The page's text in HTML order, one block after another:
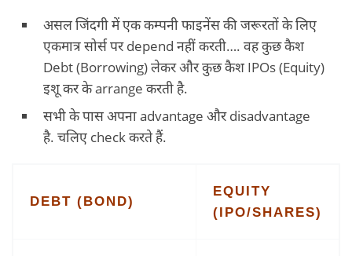
असल जिंदगी में एक कम्पनी फाइनेंस की जरूरतों के लिए
एकमात्र सोर्स पर depend नहीं करती…. वह कुछ कैश
Debt (Borrowing) लेकर और कुछ कैश IPOs (Equity)
इशू कर के arrange करती है.
सभी के पास अपना advantage और disadvantage
है. चलिए check करते हैं.
DEBT (BOND)
EQUITY
(IPO/SHARES)